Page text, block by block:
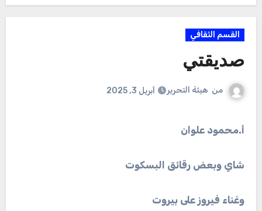
القسم الثقافي
صديقتي
من هيئة التحرير أبريل 3, 2025
أ.محمود علوان
شاي وبعض رقائق البسكوت
وغناء فيروز على بيروت